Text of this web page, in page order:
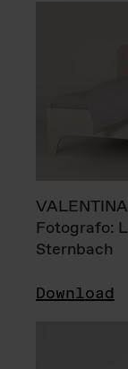
VALENTINA
Fotografo:
Sternbach
Download